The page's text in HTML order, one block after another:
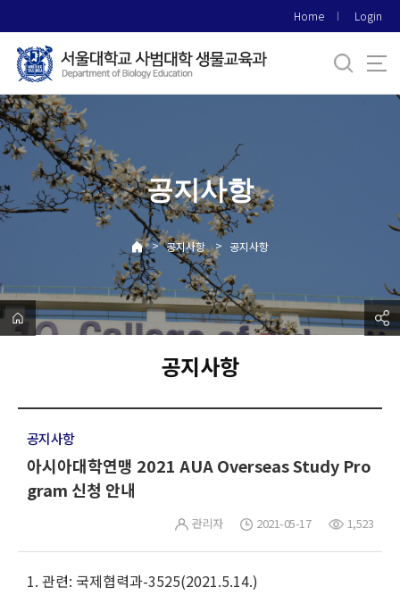
로
메
뉴
Home Login
공지사항
> 공지사항 > 공지사항
공지사항
공지사항
아시아대학연맹 2021 AUA Overseas Study Pro
gram 신청 안내
관리자 2021-05-17 1,523
1. 관련: 국제협력과-3525(2021.5.14.)